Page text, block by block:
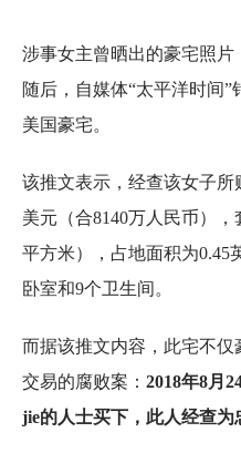
涉事女主曾晒出的豪宅照片
随后，自媒体“太平洋时间
美国豪宅。
该推文表示，经查该女子所
美元（合8140万人民币）
平方米），占地面积为0.45
卧室和9个卫生间。
而据该推文内容，此宅不
交易的腐败案： 2018年8月
jie的人士买下，此人经查为